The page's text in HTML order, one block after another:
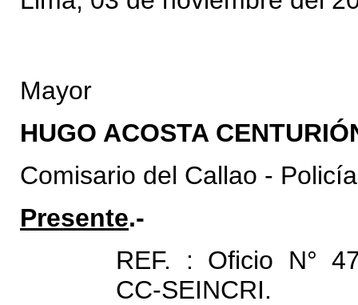
Mayor
HUGO ACOSTA
Comisario del Callao -
Presente.-
REF. : Oficio N°
CC-SEINCRI.